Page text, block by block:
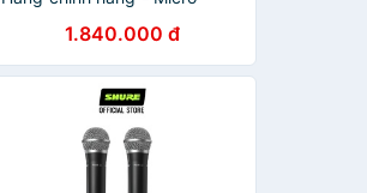
vời cho biểu diễn âm nhạc và
hát Karaoke
1.840.000 đ